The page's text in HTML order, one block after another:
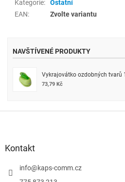
Kategorie:
Ostatní
EAN: Zvolte variantu
NAVŠTÍVENÉ PRODUKTY
Vykrajovátko ozdobných tvarů
73,79 Kč
Kontakt
info@kaps-comm.cz